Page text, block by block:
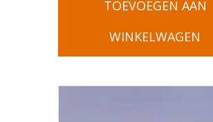
TOEVOEGEN AAN
WINKELWAGEN